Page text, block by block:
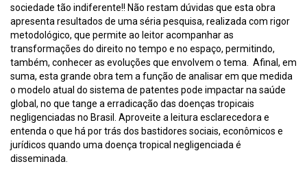
sociedade tão indiferente!! Não restam dúvidas que esta obra
apresenta resultados de uma séria pesquisa, realizada com rigor
metodológico, que permite ao leitor acompanhar as
transformações do direito no tempo e no espaço, permitindo,
também, conhecer as evoluções que envolvem o tema. Afinal, em
suma, esta grande obra tem a função de analisar em que medida
o modelo atual do sistema de patentes pode impactar na saúde
global, no que tange a erradicação das doenças tropicais
negligenciadas no Brasil. Aproveite a leitura esclarecedora e
entenda o que há por trás dos bastidores sociais, econômicos e
jurídicos quando uma doença tropical negligenciada é
disseminada.